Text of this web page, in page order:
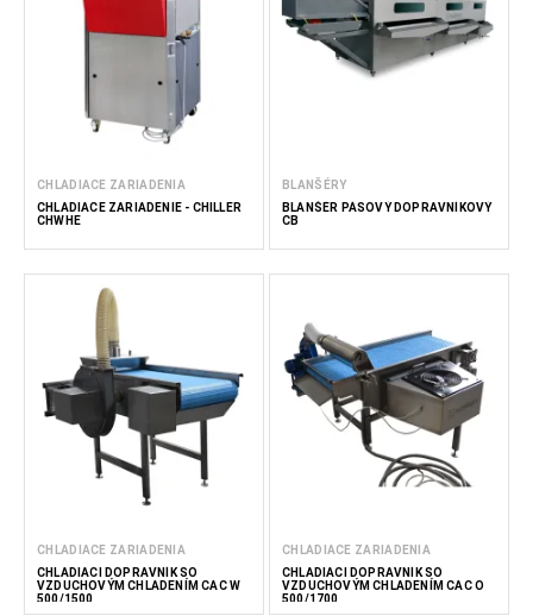
CHLADIACE ZARIADENIA
CHLADIACE ZARIADENIE - CHILLER
CHWHE
BLANŠÉRY
BLANŠÉR PÁSOVÝ DOPRAVNÍKOVÝ
CB
CHLADIACE ZARIADENIA
CHLADIACI DOPRAVNÍK SO
VZDUCHOVÝM CHLADENÍM CAC W
500/1500
CHLADIACE ZARIADENIA
CHLADIACI DOPRAVNÍK SO
VZDUCHOVÝM CHLADENÍM CAC O
500/1700